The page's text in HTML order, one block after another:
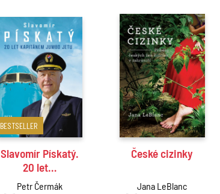
BESTSELLER
Slavomír Pískatý.
20 let…
Petr Čermák
České cizinky
Jana LeBlanc